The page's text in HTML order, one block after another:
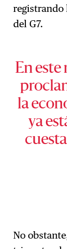
registrando
del G7.
En este
la
ya
No